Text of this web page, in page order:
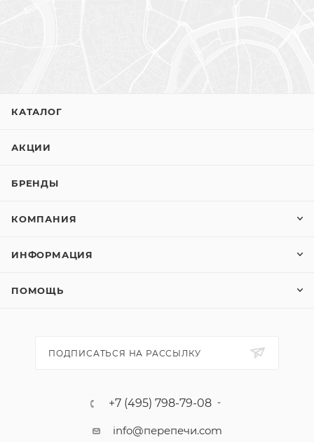
КАТАЛОГ
АКЦИИ
БРЕНДЫ
КОМПАНИЯ
ИНФОРМАЦИЯ
ПОМОЩЬ
ПОДПИСАТЬСЯ НА РАССЫЛКУ
+7 (495) 798-79-08
info@перепечи.com